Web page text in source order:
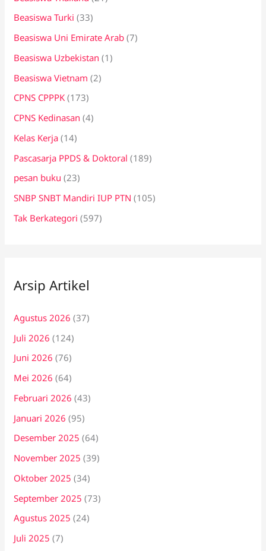
Beasiswa Turki (33)
Beasiswa Uni Emirate Arab (7)
Beasiswa Uzbekistan (1)
Beasiswa Vietnam (2)
CPNS CPPPK (173)
CPNS Kedinasan (4)
Kelas Kerja (14)
Pascasarja PPDS & Doktoral (189)
pesan buku (23)
SNBP SNBT Mandiri IUP PTN (105)
Tak Berkategori (597)
Arsip Artikel
Agustus 2026 (37)
Juli 2026 (124)
Juni 2026 (76)
Mei 2026 (64)
Februari 2026 (43)
Januari 2026 (95)
Desember 2025 (64)
November 2025 (39)
Oktober 2025 (34)
September 2025 (73)
Agustus 2025 (24)
Juli 2025 (7)